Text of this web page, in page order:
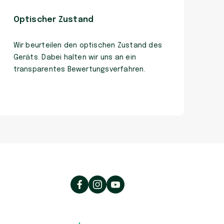
Optischer Zustand
Wir beurteilen den optischen Zustand des
Geräts. Dabei halten wir uns an ein
transparentes Bewertungsverfahren.